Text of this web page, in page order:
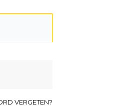
VERGETEN?